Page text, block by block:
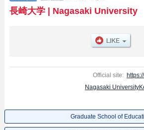
berguna bagi mahasiswa(i) mancanegara seperti
pendaftar dan jumlah kelulusan ujian masuk
lainnya. Silakan memanfaatkannya.
長崎大学| Nagasaki University
Official site:
Nagasaki
Graduate School of